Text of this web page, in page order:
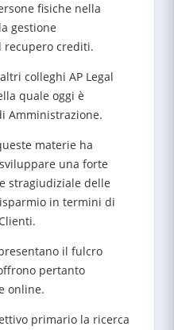
fisiche nella
gestione
crediti.
colleghi AP Legal
quale oggi è
Amministrazione.
materie ha
una forte
stragiudiziale delle
in termini di
il fulcro
pertanto
online.
primario la ricerca